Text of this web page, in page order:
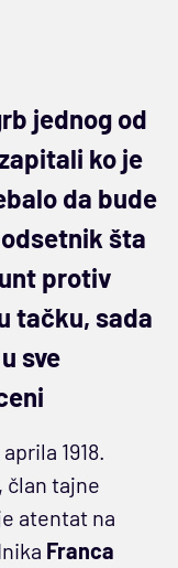
jednog od
ko je
da bude
šta
protiv
tačku, sada
sve
1918.
, član tajne
atentat na
Franca